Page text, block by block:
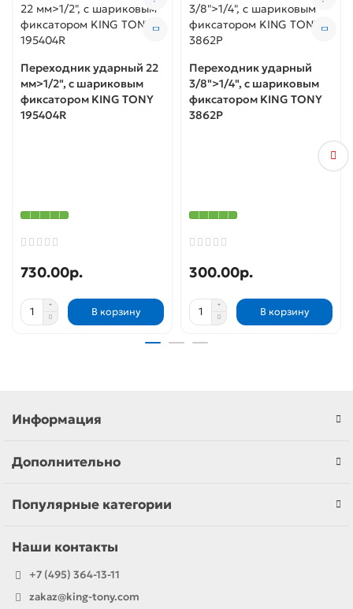
Переходник ударный 22
мм>1/2", с шариковым
фиксатором KING TONY
195404R
730.00р.
В корзину
Переходник ударный
3/8">1/4", с шариковым
фиксатором KING TONY
3862P
300.00р.
В корзину
Информация
Дополнительно
Популярные категории
Наши контакты
+7 (495) 364-13-11
zakaz@king-tony.com